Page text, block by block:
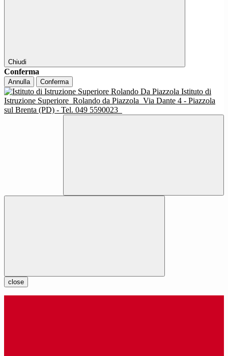
Chiudi
Conferma
Annulla Conferma
Istituto di
Istruzione Superiore Rolando da Piazzola Via Dante 4 - Piazzola
sul Brenta (PD) - Tel. 049 5590023
close